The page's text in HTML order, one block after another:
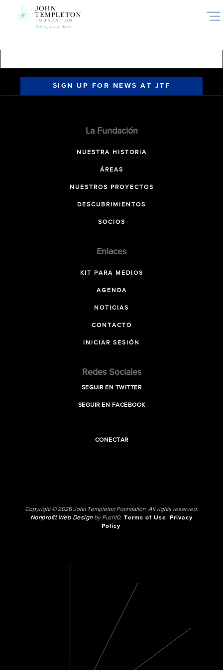
SIGN UP FOR NEWS AT JTF
La Fundación
NUESTRA HISTORIA
ÁREAS
NUESTROS PROYECTOS
DESCUBRIMIENTOS
SOCIOS
Enlaces
KIT PARA MEDIOS
AGENDA
NOTICIAS
CONTACTO
INICIAR SESIÓN
Redes Sociales
SEGUIR EN TWITTER
SEGUIR EN FACEBOOK
CONECTAR
Copyright © 2026 John Templeton Foundation. All rights reserved.
Nonprofit Web Designby Push10. Terms of Use
Privacy
Policy